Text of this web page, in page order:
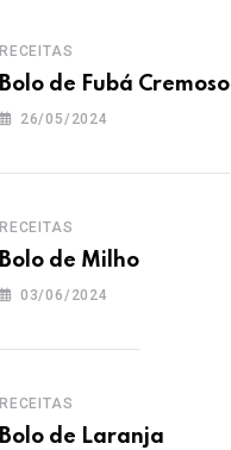
RECEITAS
Bolo de Fubá Cremoso
26/05/2024
RECEITAS
Bolo de Milho
03/06/2024
RECEITAS
Bolo de Laranja